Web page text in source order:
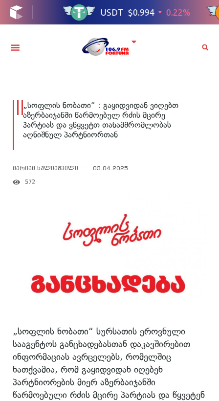
„სოფლის ნობათი“ : გაყიდვიდან ვიღებთ
აზერბაიჯანში წარმოებულ რძის მცირე
პარტიას და ვწყვეტთ თანამშრომლობას
აღნიშნულ პარტნიორთან
მარიამ ხულიაშვილი 03.04.2025
572
„სოფლის ნობათი“ სურსათის ეროვნული
სააგენტოს განცხადებასთან დაკავშირებით
ინფორმაციას ავრცელებს, რომელშიც
ნათქვამია, რომ გაყიდვიდან იღებენ
პარტნიორების მიერ აზერბაიჯანში
წარმოებული რძის მცირე პარტიას და წყვეტენ